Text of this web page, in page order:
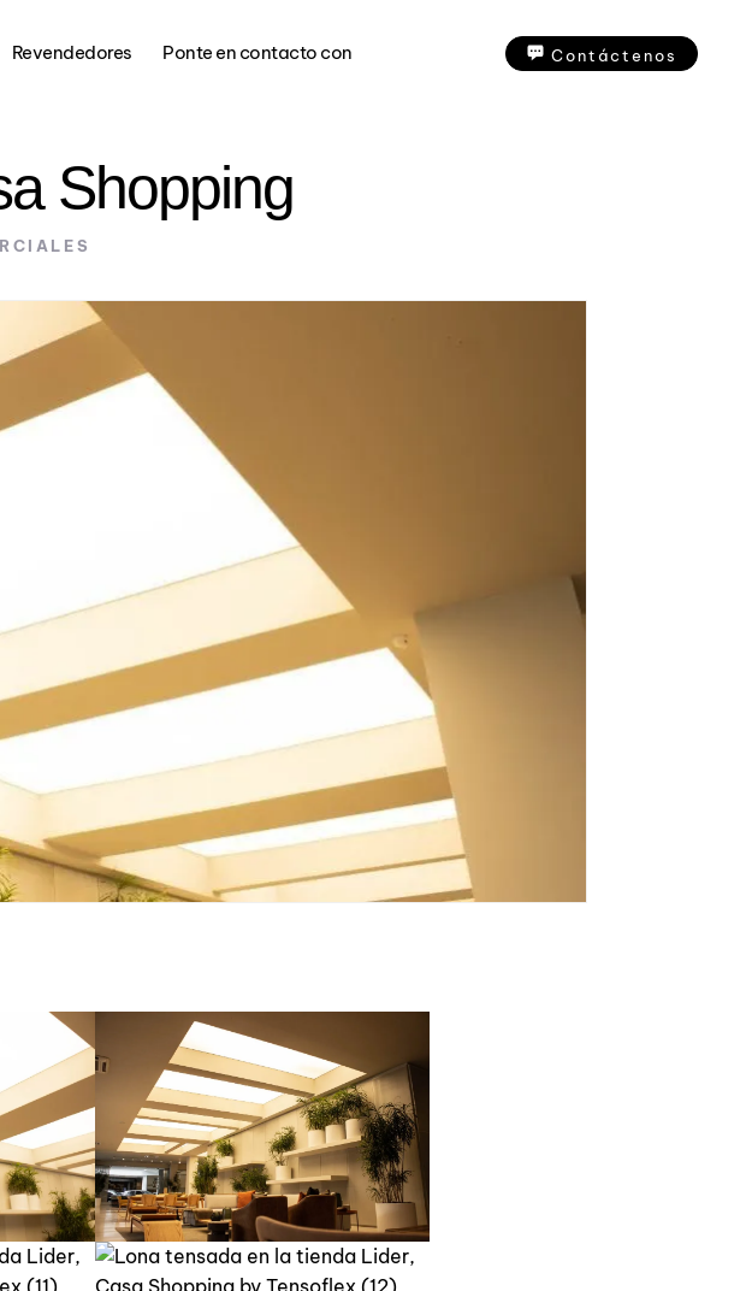
Revendedores Ponte en contacto con Contáctenos
Shopping